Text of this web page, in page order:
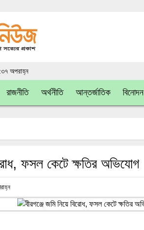
অপরাহ্ন
রাজনীতি অর্থনীতি আন্তর্জাতিক বিনোদন
ফসল কেটে ক্ষতির অভিযোগ